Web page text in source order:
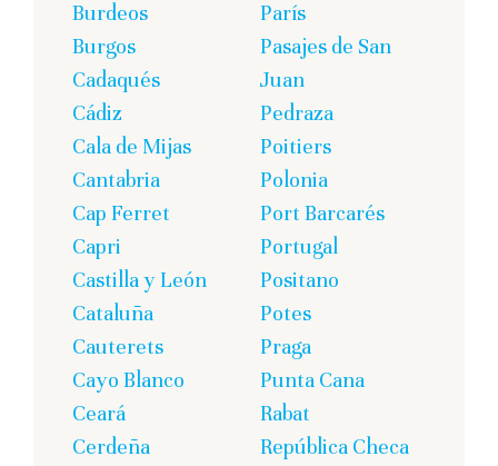
Burdeos
Burgos
Cadaqués
Cádiz
Cala de Mijas
Cantabria
Cap Ferret
Capri
Castilla y León
Cataluña
Cauterets
Cayo Blanco
Ceará
Cerdeña
París
Pasajes de San
Juan
Pedraza
Poitiers
Polonia
Port Barcarés
Portugal
Positano
Potes
Praga
Punta Cana
Rabat
República Checa